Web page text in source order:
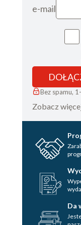
6. Moc,
e-mail
Bez spamu,
Zobacz
Da